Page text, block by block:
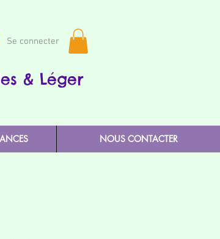
Se connecter
& Léger
NOUS CONTACTER